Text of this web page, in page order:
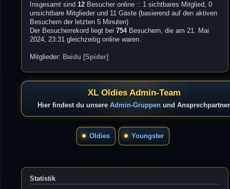
Insgesamt sind12 Besucher online :: 1 sichtbares Mitglied, 0
unsichtbare Mitglieder und 11 Gäste (basierend auf den aktiven
Besuchern der letzten 5 Minuten)
Der Besucherrekord liegt bei754Besuchern, die am 21. Mai
2024, 23:31 gleichzeitig online waren.
Mitglieder: Baidu [Spider]
XL Oldies Admin-Team
Hier findest du unsere Admin-Gruppenund
Oldies Youngster
Statistik